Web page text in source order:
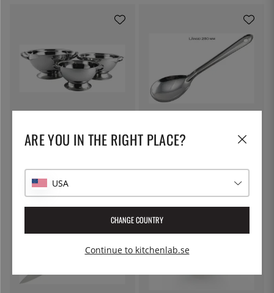
Soppterrin i rostfritt - 4,5 liter
699:-
Gastrosked / serveringssked
75:-
ARE YOU IN THE RIGHT PLACE?
USA
CHANGE COUNTRY
Continue to kitchenlab.se